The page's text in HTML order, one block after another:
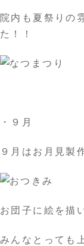
院内も夏祭りの
た！！
・９月
９月はお月見製
お団子に絵を描
みんなとっても